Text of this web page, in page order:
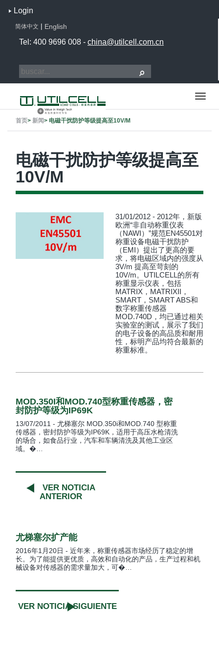
Login
简体中文 | English
Tel: 400 9696 008 - china@utilcell.com.cn
首页> 新闻> 电磁干扰防护等级提高至10V/M
电磁干扰防护等级提高至
10V/M
31/01/2012 - 2012年，新版
欧洲“非自动称重仪表
（NAWI）”规范EN45501对
称重设备电磁干扰防护
（EMI）提出了更高的要
求，将电磁区域内的强度从
3V/m 提高至苛刻的
10V/m。UTILCELL的所有
称重显示仪表，包括
MATRIX，MATRIXII，
SMART，SMART ABS和
数字称重传感器
MOD.740D，均已通过相关
实验室的测试，展示了我们
的电子设备的高品质和耐用
性，标明产品均符合最新的
称重标准。
MOD.350I和MOD.740型称重传感器，密
封防护等级为IP69K
13/07/2011 - 尤梯塞尔 MOD.350i和MOD.740 型称重
传感器，密封防护等级为IP69K，适用于高压水枪清洗
的场合，如食品行业，汽车和车辆清洗及其他工业区
域。�…
VER NOTICIA
ANTERIOR
尤梯塞尔扩产能
2016年1月20日 - 近年来，称重传感器市场经历了稳定的增
长。为了能提供更优质，高效和自动化的产品，生产过程和机
械设备对传感器的需求量加大，可�…
VER NOTICIA SIGUIENTE